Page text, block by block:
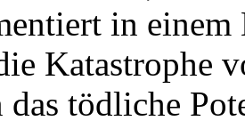
in
Katastrophe
das tödliche